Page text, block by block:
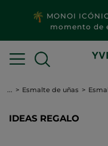
MONOI
momento de
... Esmalte de uñas
IDEAS REGALO